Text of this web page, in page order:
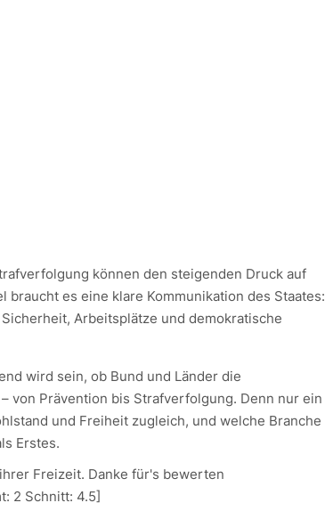
können den steigenden Druck auf
es eine klare Kommunikation des Staates:
Arbeitsplätze und demokratische
wird sein, ob Bund und Länder die
von Prävention bis Strafverfolgung. Denn nur ein
und Freiheit zugleich, und welche Branche
Erstes.
Freizeit. Danke für's bewerten
2 Schnitt: 4.5]